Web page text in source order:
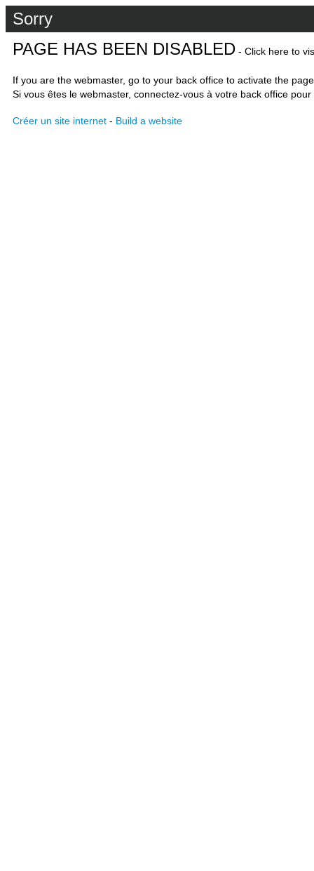
Sorry
PAGE HAS BEEN DISABLED - Click here to
If you are the webmaster, go to your back office to activate the
Si vous êtes le webmaster, connectez-vous à votre back office
Créer un site internet - Build a website